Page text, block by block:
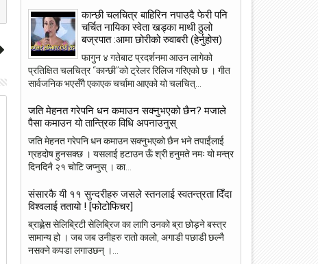
23
May
कांग्रेस उपसभापति निधि अमेरिकामा
22
पटक फाइनलमा, फाप डु प्लेसिसको
ब्याटिङ
कान्छी चलचित्र बाहिरिन नपाउदै फेरी पनि
चर्चित नायिका स्वेता खड्का माथी ठुलो
बज्रपात :आमा छोरीको रुवाबरी (हेर्नुहोस)
फागुन ४ गतेबाट प्रदर्शनमा आउन लागेको
प्रतिक्षित चलचित्र “कान्छी”को ट्रेलर रिलिज गरिएको छ । गीत
सार्वजनिक भएसँगै एकाएक चर्चामा आएको यो चलचित्...
जति मेहनत गरेपनि धन कमाउन सक्नुभएको छैन? मजाले
पैसा कमाउन यो तान्त्रिक विधि अपनाउनुस्
जति मेहनत गरेपनि धन कमाउन सक्नुभएको छैन भने तपाईंलाई
ग्रहदोष हुनसक्छ । यसलाई हटाउन ऊँ श्री हनुमते नमः यो मन्त्र
दिनदिनै २१ चोटि जप्नुस् । का...
संसारकै यी ११ सुन्दरीहरु जसले स्तनलाई स्वतन्त्रता दिँदा
विश्वलाई ततायो ! [फोटोफिचर]
ब्राह्लेस सेलिब्रिटी सेलिब्रिज का लागि उनको ब्रा छोड़ने बस्त्र
सामान्य हो । जब जब उनीहरु रातो कालो, अगाडी पछाडी छल्नै
नसक्ने कपडा लगाउछन् ।...